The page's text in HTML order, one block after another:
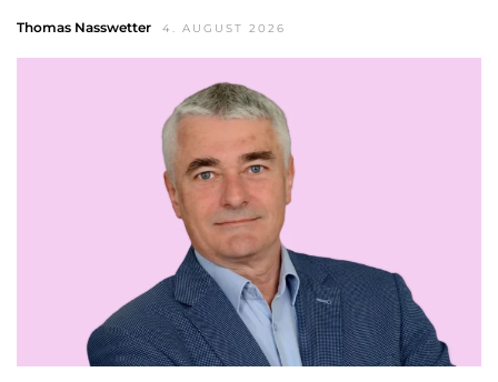
Thomas Nasswetter 4. AUGUST 2026